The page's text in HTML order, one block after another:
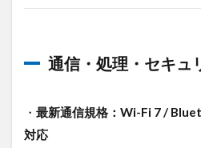
通信・処理・セキュ
・ 最新通信規格：Wi-Fi 7 /
対応